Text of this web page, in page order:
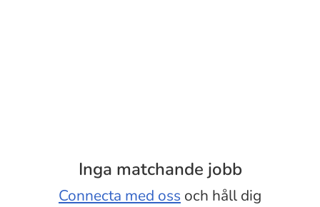
Inga matchande jobb
Connecta med oss och håll dig